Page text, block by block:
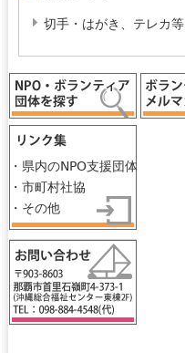
切手・はがき、テレカ等
・県内のNPO支援団体
・市町村社協
・その他